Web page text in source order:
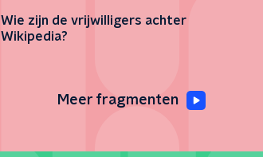
Wie zijn de vrijwilligers achter
Wikipedia?
Meer fragmenten